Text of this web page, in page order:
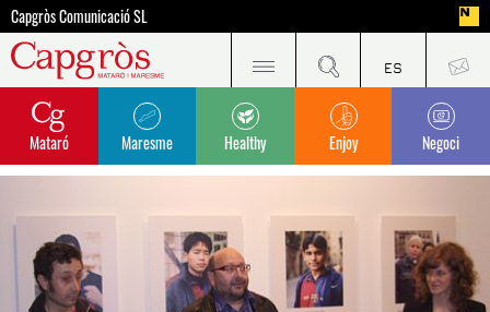
Capgròs Comunicació SL
Mataró Maresme Healthy Enjoy Negoci